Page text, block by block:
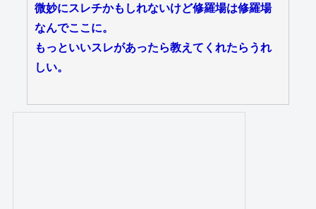
微妙にスレチかもしれないけど修羅場は修羅場
なんでここに。
もっといいスレがあったら教えてくれたらうれ
しい。